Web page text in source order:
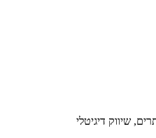
שיווק דיגיטלי